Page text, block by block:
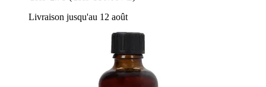
Livraison jusqu'au 12 août